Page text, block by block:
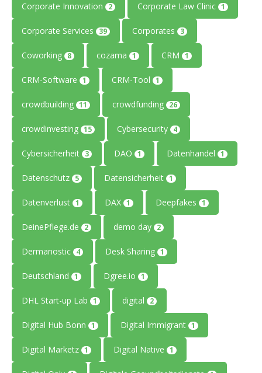
Corporate Innovation 2 Corporate Law Clinic 1
Corporate Services 39 Corporates 3
Coworking 8 cozama 1 CRM 1
CRM-Software 1 CRM-Tool 1
crowdbuilding 11 crowdfunding 26
crowdinvesting 15 Cybersecurity 4
Cybersicherheit 3 DAO 1 Datenhandel 1
Datenschutz 5 Datensicherheit 1
Datenverlust 1 DAX 1 Deepfakes 1
DeinePflege.de 2 demo day 2
Dermanostic 4 Desk Sharing 1
Deutschland 1 Dgree.io 1
DHL Start-up Lab 1 digital 2
Digital Hub Bonn 1 Digital Immigrant 1
Digital Marketz 1 Digital Native 1